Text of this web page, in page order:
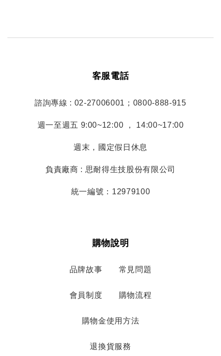
客服電話
諮詢專線 : 02-27006001；0800-888-915
週一至週五 9:00~12:00 ， 14:00~17:00
週末，國定假日休息
負責廠商 : 思耐得生技股份有限公司
統一編號：12979100
購物說明
品牌故事 常見問題
會員制度 購物流程
購物金使用方法
退換貨服務